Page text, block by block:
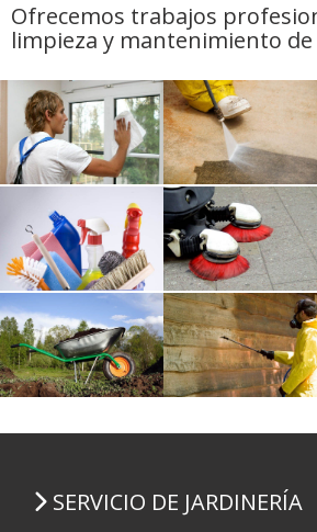
Ofrecemos trabajos
limpieza y mantenimiento de
SERVICIO DE JARDINERÍA